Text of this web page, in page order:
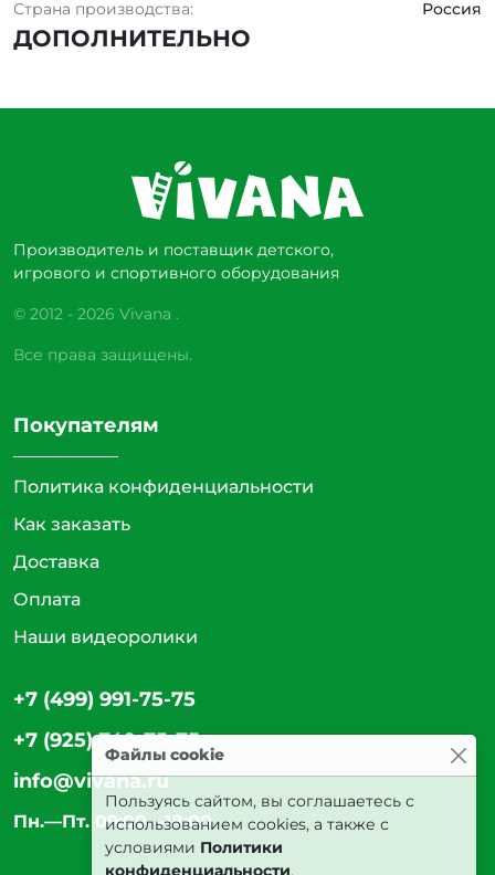
Страна производства:
Россия
ДОПОЛНИТЕЛЬНО
Производитель и поставщик детского,
игрового и спортивного оборудования
© 2012 - 2026 Vivana .
Все права защищены.
Покупателям
Политика конфиденциальности
Как заказать
Доставка
Оплата
Наши видеоролики
+7 (499) 991-75-75
+7 (925) 740-75-75
info@vivana.ru
Пн.—Пт. 09:00—18:00
Файлы cookie
Пользуясь сайтом, вы соглашаетесь с
использованием cookies, а также с
условиями Политики
конфиденциальности.